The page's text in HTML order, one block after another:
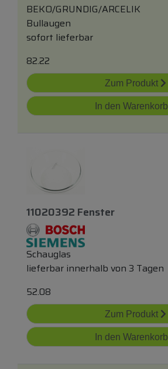
BEKO/GRUNDIG/ARCELIK
Bullaugen
sofort lieferbar
82.22
Zum Produkt
In den Warenkorb
11020392 Fenster
Schauglas
lieferbar innerhalb von 3 Tagen
52.08
Zum Produkt
In den Warenkorb